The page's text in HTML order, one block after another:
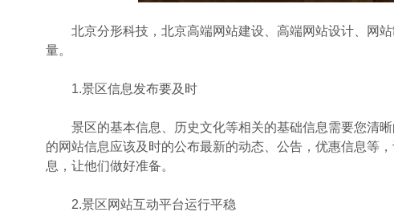
北京分形科技，北京高端网站建设、高端网站设计、网站
量。
1.景区信息发布要及时
景区的基本信息、历史文化等相关的基础信息需要您清晰
的网站信息应该及时的公布最新的动态、公告，优惠信息等
息，让他们做好准备。
2.景区网站互动平台运行平稳